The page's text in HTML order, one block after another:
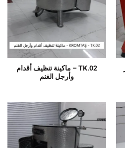
TK.02 – ماكينة تنظيف أقدام
وأرجل الغنم